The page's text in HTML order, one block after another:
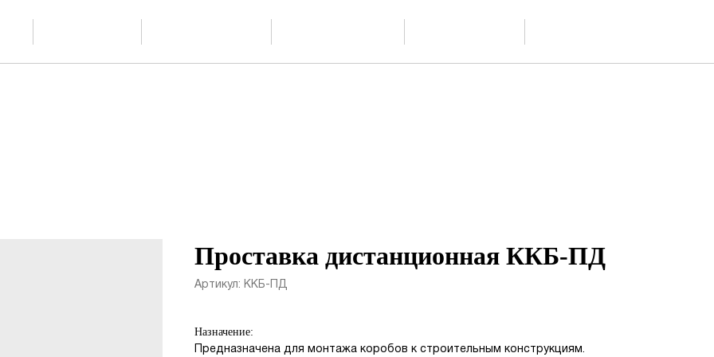
Проставка дистанционная ККБ-ПД
Артикул: ККБ-ПД
Назначение:
Предназначена для монтажа коробов к строительным конструкциям.